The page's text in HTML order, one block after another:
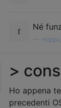
Né
>
Ho appena
precedenti